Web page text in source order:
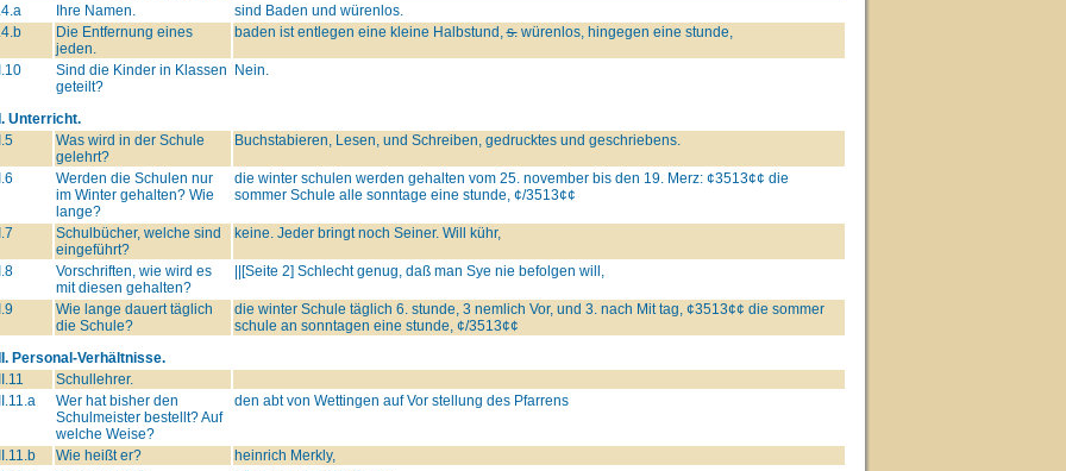
Ihre Namen.
sind Baden und würenlos.
Die Entfernung eines
jeden.
baden ist entlegen eine kleine Halbstund,s.würenlos, hingegen eine stunde,
Sind die Kinder in Klassen
geteilt?
Nein.
Unterricht.
Was wird in der Schule
gelehrt?
Buchstabieren, Lesen, und Schreiben, gedrucktes und geschriebens.
Werden die Schulen nur
im Winter gehalten? Wie
lange?
die winter schulen werden gehalten vom 25. november bis den 19. Merz: ¢3513¢¢ die
sommer Schule alle sonntage eine stunde, ¢/3513¢¢
Schulbücher, welche sind
eingeführt?
keine. Jeder bringt noch Seiner. Will kühr,
Vorschriften, wie wird es
mit diesen gehalten?
||[Seite 2] Schlecht genug, daß man Sye nie befolgen will,
Wie lange dauert täglich
die Schule?
die winter Schule täglich 6. stunde, 3 nemlich Vor, und 3. nach Mit tag, ¢3513¢¢ die sommer
schule an sonntagen eine stunde, ¢/3513¢¢
Personal-Verhältnisse.
Schullehrer.
Wer hat bisher den
Schulmeister bestellt? Auf
welche Weise?
den abt von Wettingen auf Vor stellung des Pfarrens
Wie heißt er?
heinrich Merkly,